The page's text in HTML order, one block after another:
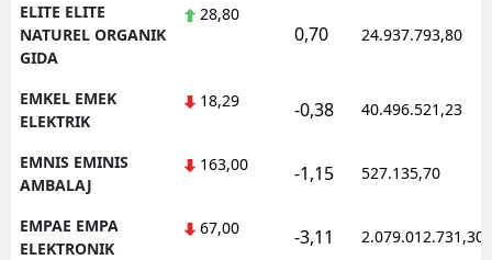
ELITE ELITE
NATUREL ORGANIK
GIDA
28,80
0,70 24.937.793,80
EMKEL EMEK
ELEKTRIK
18,29 -0,38 40.496.521,23
EMNIS EMINIS
AMBALAJ
163,00 -1,15 527.135,70
EMPAE EMPA
ELEKTRONIK
67,00 -3,11 2.079.012.731,30